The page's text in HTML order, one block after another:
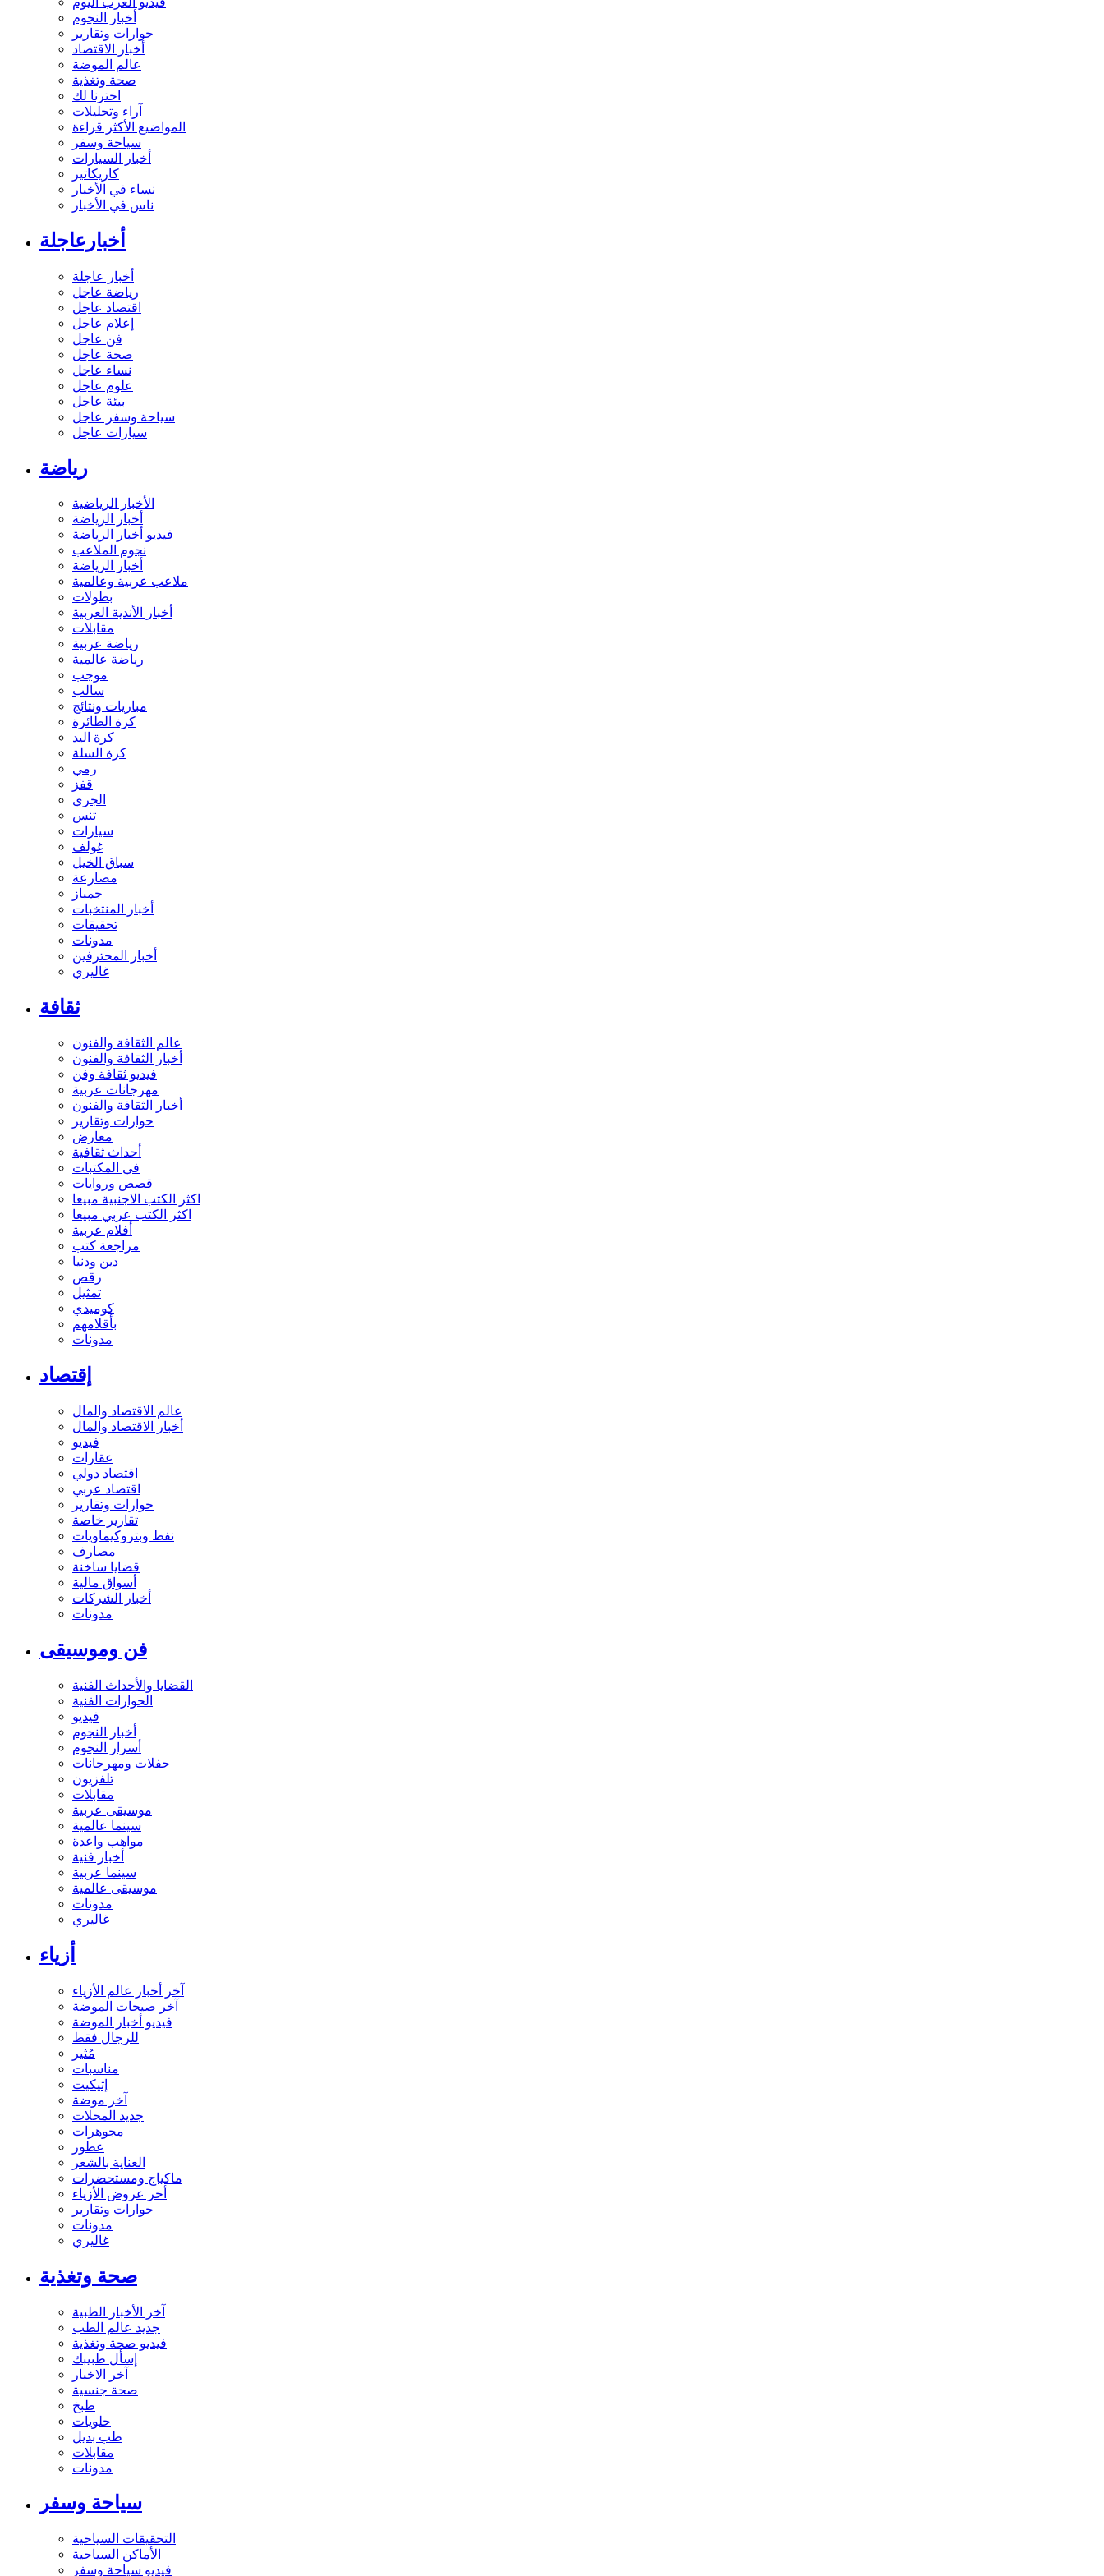
أخبار النجوم
حوارات وتقارير
أخبار الاقتصاد
عالم الموضة
صحة وتغذية
اخترنا لك
آراء وتحليلات
المواضيع الأكثر قراءة
سياحة وسفر
أخبار السيارات
كاريكاتير
نساء في الأخبار
ناس في الأخبار
أخبارعاجلة
أخبار عاجلة
رياضة عاجل
اقتصاد عاجل
إعلام عاجل
فن عاجل
صحة عاجل
نساء عاجل
علوم عاجل
بيئة عاجل
سياحة وسفر عاجل
سيارات عاجل
رياضة
الأخبار الرياضية
أخبار الرياضة
فيديو أخبار الرياضة
نجوم الملاعب
أخبار الرياضة
ملاعب عربية وعالمية
بطولات
أخبار الأندية العربية
مقابلات
رياضة عربية
رياضة عالمية
موجب
سالب
مباريات ونتائج
كرة الطائرة
كرة اليد
كرة السلة
رمي
قفز
الجري
تنس
سيارات
غولف
سباق الخيل
مصارعة
جمباز
أخبار المنتخبات
تحقيقات
مدونات
أخبار المحترفين
غاليري
ثقافة
عالم الثقافة والفنون
أخبار الثقافة والفنون
فيديو ثقافة وفن
مهرجانات عربية
أخبار الثقافة والفنون
حوارات وتقارير
معارض
أحداث ثقافية
في المكتبات
قصص وروايات
اكثر الكتب الاجنبية مبيعا
اكثر الكتب عربي مبيعا
أفلام عربية
مراجعة كتب
دين ودنيا
رقص
تمثيل
كوميدي
بأقلامهم
مدونات
إقتصاد
عالم الاقتصاد والمال
أخبار الاقتصاد والمال
فيديو
عقارات
اقتصاد دولي
اقتصاد عربي
حوارات وتقارير
تقارير خاصة
نفط وبتروكيماويات
مصارف
قضايا ساخنة
أسواق مالية
أخبار الشركات
مدونات
فن وموسيقى
القضايا والأحداث الفنية
الحوارات الفنية
فيديو
أخبار النجوم
أسرار النجوم
حفلات ومهرجانات
تلفزيون
مقابلات
موسيقى عربية
سينما عالمية
مواهب واعدة
أخبار فنية
سينما عربية
موسيقى عالمية
مدونات
غاليري
أزياء
آخر أخبار عالم الأزياء
آخر صيحات الموضة
فيديو أخبار الموضة
للرجال فقط
مُثير
مناسبات
إتيكيت
آخر موضة
جديد المحلات
مجوهرات
عطور
العناية بالشعر
ماكياج ومستحضرات
أخر عروض الأزياء
حوارات وتقارير
مدونات
غاليري
صحة وتغذية
آخر الأخبار الطبية
جديد عالم الطب
فيديو صحة وتغذية
إسأل طبيبك
آخر الاخبار
صحة جنسية
طبخ
حلويات
طب بديل
مقابلات
مدونات
سياحة وسفر
التحقيقات السياحية
الأماكن السياحية
فيديو سياحة وسفر